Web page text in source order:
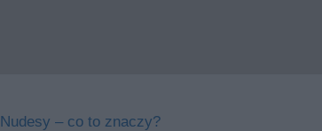
Nudesy – co to znaczy?